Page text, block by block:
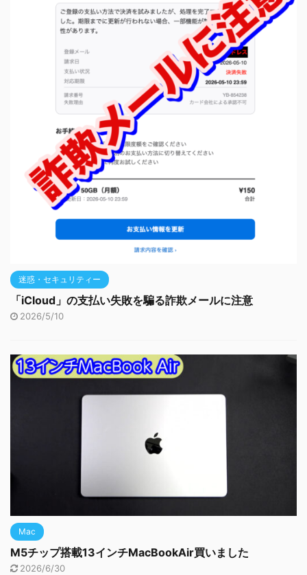
迷惑・セキュリティー
「iCloud」の支払い失敗を騙る詐欺メールに注意
2026/5/10
Mac
M5チップ搭載13インチMacBookAir買いました
2026/6/30